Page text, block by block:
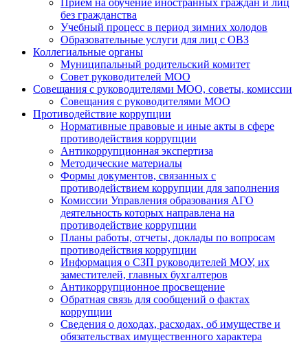
Прием на обучение иностранных граждан и лиц
без гражданства
Учебный процесс в период зимних холодов
Образовательные услуги для лиц с ОВЗ
Коллегиальные органы
Муниципальный родительский комитет
Совет руководителей МОО
Совещания с руководителями МОО, советы, комиссии
Совещания с руководителями МОО
Противодействие коррупции
Нормативные правовые и иные акты в сфере
противодействия коррупции
Антикоррупционная экспертиза
Методические материалы
Формы документов, связанных с
противодействием коррупции для заполнения
Комиссии Управления образования АГО
деятельность которых направлена на
противодействие коррупции
Планы работы, отчеты, доклады по вопросам
противодействия коррупции
Информация о СЗП руководителей МОУ, их
заместителей, главных бухгалтеров
Антикоррупционное просвещение
Обратная связь для сообщений о фактах
коррупции
Сведения о доходах, расходах, об имуществе и
обязательствах имущественного характера